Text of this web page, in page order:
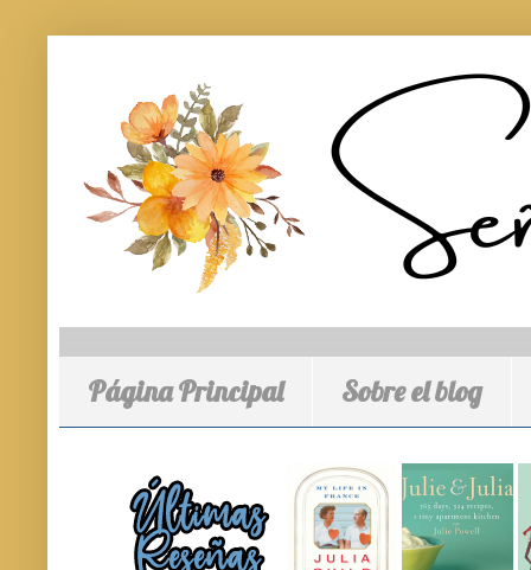
Página Principal Sobre el blog